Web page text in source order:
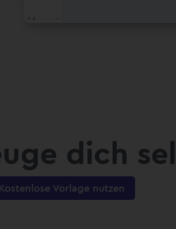
dich
Kostenlose Vorlage nutzen